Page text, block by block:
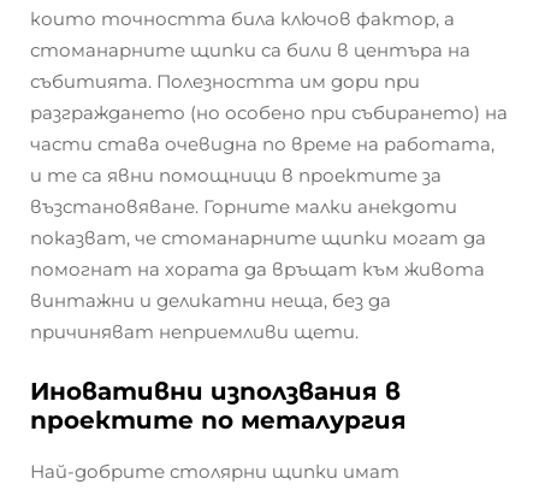
които точността била ключов фактор, а
стоманарните щипки са били в центъра на
събитията. Полезността им дори при
разграждането (но особено при събирането) на
части става очевидна по време на работата,
и те са явни помощници в проектите за
възстановяване. Горните малки анекдоти
показват, че стоманарните щипки могат да
помогнат на хората да връщат към живота
винтажни и деликатни неща, без да
причиняват неприемливи щети.
Иновативни използвания в
проектите по металургия
Най-добрите столярни щипки имат